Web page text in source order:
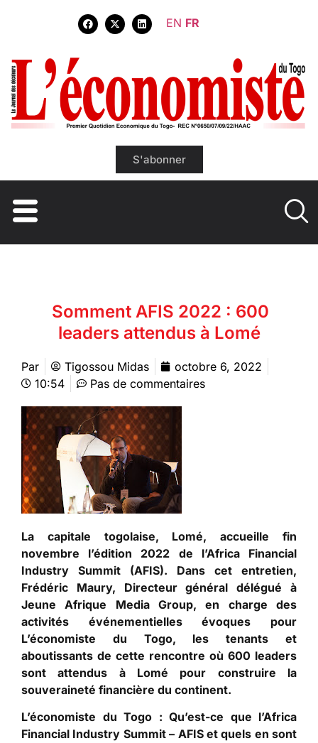
EN FR
S'abonner
Somment AFIS 2022 : 600
leaders attendus à Lomé
Par Tigossou Midas
octobre 6, 2022
10:54
Pas de commentaires
La capitale togolaise, Lomé, accueille fin
novembre l’édition 2022 de l’Africa Financial
Industry Summit (AFIS). Dans cet entretien,
Frédéric Maury, Directeur général délégué à
Jeune Afrique Media Group, en charge des
activités événementielles évoques pour
L’économiste du Togo, les tenants et
aboutissants de cette rencontre où 600 leaders
sont attendus à Lomé pour construire la
souveraineté financière du continent.
L’économiste du Togo : Qu’est-ce que l’Africa
Financial Industry Summit – AFIS et quels en sont